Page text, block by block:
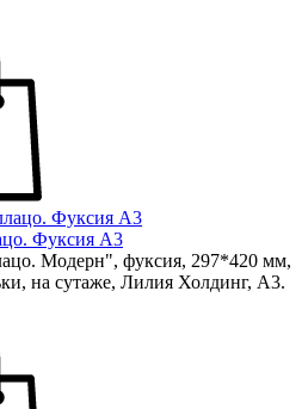
Фуксия А3
Модерн", фуксия, 297*420 мм,
на сутаже, Лилия Холдинг, А3.